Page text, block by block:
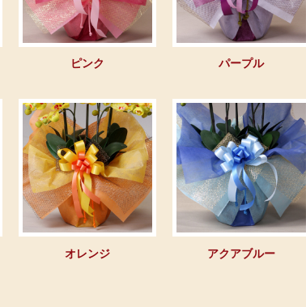
ピンク パープル
オレンジ アクアブルー